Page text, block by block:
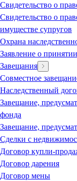
Свидетельство о
Свидетельство о
имуществе супругов
Охрана
Заявление о
Завещания
Совместное
Наследственный
Завещание,
фонда
Завещание,
Сделки с
Договор купли-
Договор дарения
Договор мены